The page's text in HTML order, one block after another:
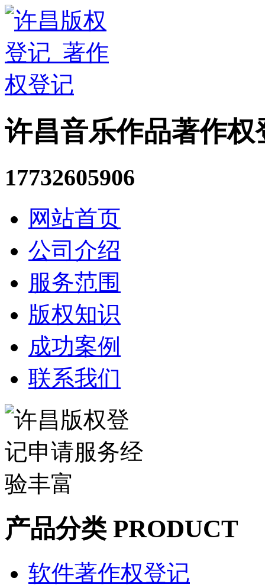
许昌音乐作品著作
17732605906
网站首页
公司介绍
服务范围
版权知识
成功案例
联系我们
产品分类 PRODUCT
软件著作权登记